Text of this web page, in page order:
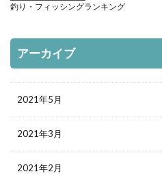
釣り・フィッシングランキング
アーカイブ
2021年5月
2021年3月
2021年2月